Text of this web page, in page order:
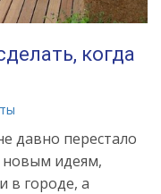
когда
давно перестало
новым идеям,
в городе, а